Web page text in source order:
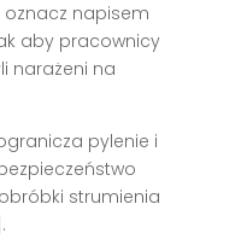
oznacz napisem
aby pracownicy
narażeni na
pylenie i
strumienia